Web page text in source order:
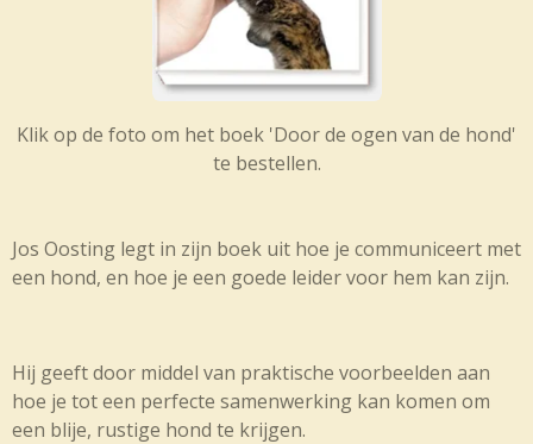
Klik op de foto om het boek 'Door de ogen van de hond'
te bestellen.
Jos Oosting legt in zijn boek uit hoe je communiceert met
een hond, en hoe je een goede leider voor hem kan zijn.
Hij geeft door middel van praktische voorbeelden aan
hoe je tot een perfecte samenwerking kan komen om
een blije, rustige hond te krijgen.